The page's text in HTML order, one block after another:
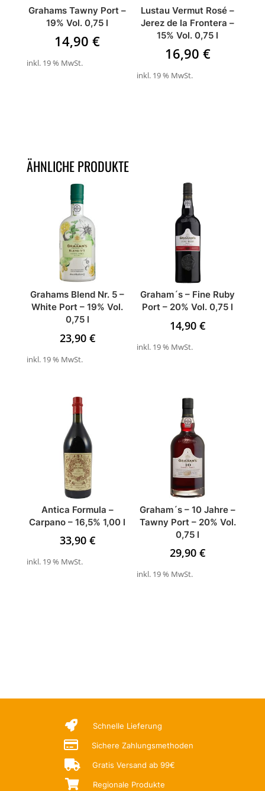
Grahams Tawny Port –
19% Vol. 0,75 l
14,90€
inkl. 19 % MwSt.
Lustau Vermut Rosé –
Jerez de la Frontera –
15% Vol. 0,75 l
16,90 €
inkl. 19 % MwSt.
ÄHNLICHE PRODUKTE
Grahams Blend Nr. 5 –
White Port – 19% Vol.
0,75 l
23,90 €
inkl. 19 % MwSt.
Graham´s – Fine Ruby
Port – 20% Vol. 0,75 l
14,90€
inkl. 19 % MwSt.
Antica Formula –
Carpano – 16,5% 1,00 l
33,90 €
inkl. 19 % MwSt.
Graham´s – 10 Jahre –
Tawny Port – 20% Vol.
0,75 l
29,90€
inkl. 19 % MwSt.
 Schnelle Lieferung
 Sichere Zahlungsmethoden
 Gratis Versand ab 99€
 Regionale Produkte